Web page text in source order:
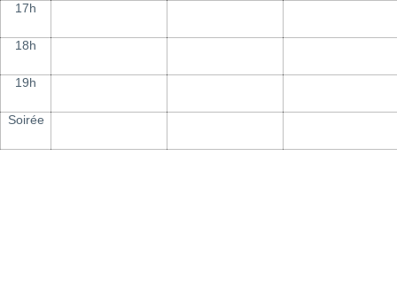
17h
18h
19h
Soirée